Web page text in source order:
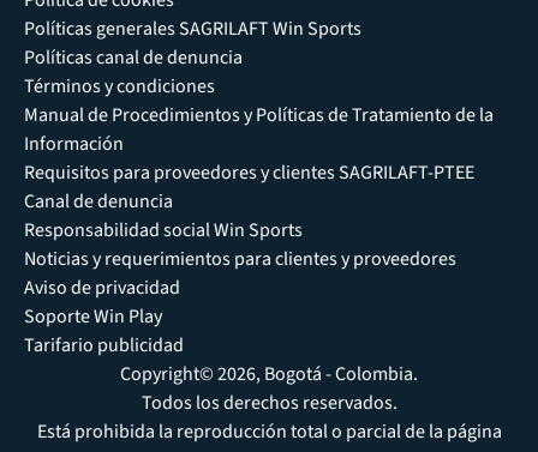
Políticas generales SAGRILAFT Win Sports
Políticas canal de denuncia
Términos y condiciones
Manual de Procedimientos y Políticas de Tratamiento de la
Información
Requisitos para proveedores y clientes SAGRILAFT-PTEE
Canal de denuncia
Responsabilidad social Win Sports
Noticias y requerimientos para clientes y proveedores
Aviso de privacidad
Soporte Win Play
Tarifario publicidad
Copyright© 2026, Bogotá - Colombia.
Todos los derechos reservados.
Está prohibida la reproducción total o parcial de la página